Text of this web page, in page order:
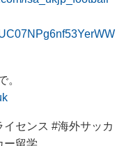
。
センス #海外サッカ
ー留学